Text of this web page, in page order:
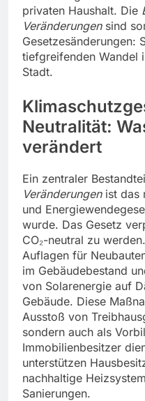
privaten Haushalt. Die
Veränderungensind
Gesetzesänderungen:
tiefgreifenden Wandel
Stadt.
Neutralität:
verändert
Ein zentraler
Veränderungenist das
und
wurde. Das Gesetz
CO₂-neutral zu
Auflagen für
im Gebäudebestand
von Solarenergie auf
Gebäude. Diese
Ausstoß von
sondern auch als
Immobilienbesitzer
unterstützen
nachhaltige
Sanierungen.